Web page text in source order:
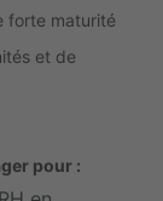
forte maturité
et de
pour :